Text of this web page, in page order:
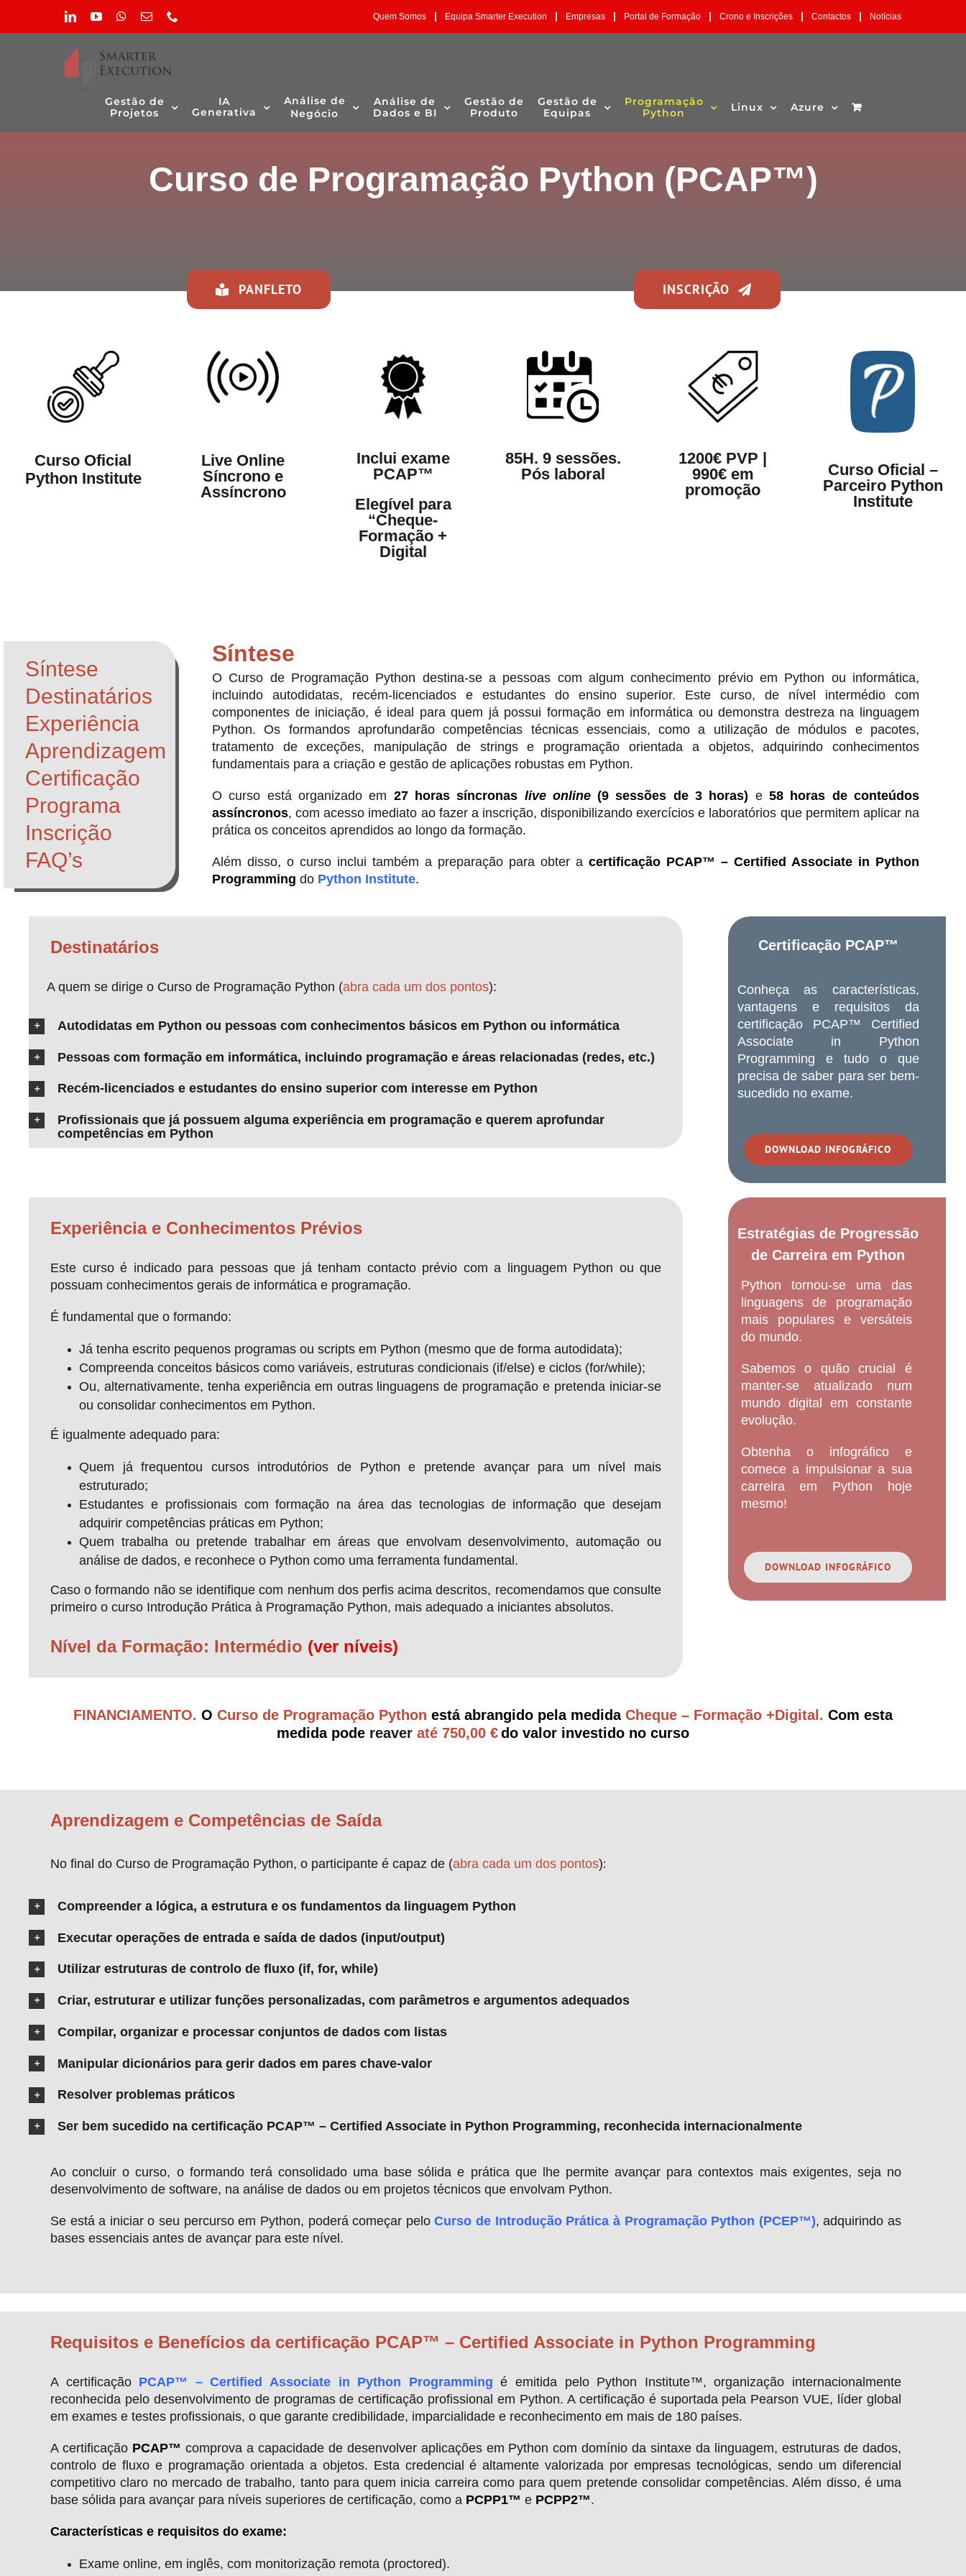
content
LinkedInYouTubeWhatsApp
Email
não
publicado)
Quem Somos | Equipa Smarter Execution | Empresas | Portal de Formação | Crono e Inscrições | Contactos | Notícias
Gestão de
Projetos
IA
Generativa
Análise de
Negócio
Análise de
Dados e BI
Gestão de
Produto
Gestão de
Equipas
Programação
Python
Linux Azure
Curso de Programação Python (PCAP™)
PANFLETO INSCRIÇÃO
Curso Oficial
Python Institute
Live Online
Síncrono e
Assíncrono
Inclui exame
PCAP™
Elegível para
“Cheque-
Formação +
Digital
85H. 9 sessões.
Pós laboral
1200€ PVP |
990€ em
promoção
Curso Oficial –
Parceiro Python
Institute
Síntese
Destinatários
Experiência
Aprendizagem
Certificação
Programa
Inscrição
FAQ’s
Síntese
O Curso de Programação Python destina-se a pessoas com algum conhecimento prévio em Python ou informática,
incluindo autodidatas, recém-licenciados e estudantes do ensino superior. Este curso, de nível intermédio com
componentes de iniciação, é ideal para quem já possui formação em informática ou demonstra destreza na linguagem
Python. Os formandos aprofundarão competências técnicas essenciais, como a utilização de módulos e pacotes,
tratamento de exceções, manipulação de strings e programação orientada a objetos, adquirindo conhecimentos
fundamentais para a criação e gestão de aplicações robustas em Python.
O curso está organizado em 27 horas síncronas live online(9 sessões de 3 horas) e58 horas de conteúdos
assíncronos, com acesso imediato ao fazer a inscrição, disponibilizando exercícios e laboratórios que permitem aplicar na
prática os conceitos aprendidos ao longo da formação.
Além disso, o curso inclui também a preparação para obter a certificação PCAP™ – Certified Associate in Python
Programming do Python Institute.
Destinatários
A quem se dirige o Curso de Programação Python (abra cada um dos pontos):
Autodidatas em Python ou pessoas com conhecimentos básicos em Python ou informática
Pessoas com formação em informática, incluindo programação e áreas relacionadas (redes, etc.)
Recém-licenciados e estudantes do ensino superior com interesse em Python
Profissionais que já possuem alguma experiência em programação e querem aprofundar
competências em Python
Certificação PCAP™
Conheça as características,
vantagens e requisitos da
certificação PCAP™ Certified
Associate in Python
Programming e tudo o que
precisa de saber para ser bem-
sucedido no exame.
DOWNLOAD INFOGRÁFICO
Experiência e Conhecimentos Prévios
Este curso é indicado para pessoas que já tenham contacto prévio com a linguagem Python ou que
possuam conhecimentos gerais de informática e programação.
É fundamental que o formando:
Já tenha escrito pequenos programas ou scripts em Python (mesmo que de forma autodidata);
Compreenda conceitos básicos como variáveis, estruturas condicionais (if/else) e ciclos (for/while);
Ou, alternativamente, tenha experiência em outras linguagens de programação e pretenda iniciar-se
ou consolidar conhecimentos em Python.
É igualmente adequado para:
Quem já frequentou cursos introdutórios de Python e pretende avançar para um nível mais
estruturado;
Estudantes e profissionais com formação na área das tecnologias de informação que desejam
adquirir competências práticas em Python;
Quem trabalha ou pretende trabalhar em áreas que envolvam desenvolvimento, automação ou
análise de dados, e reconhece o Python como uma ferramenta fundamental.
Caso o formando não se identifique com nenhum dos perfis acima descritos, recomendamos que consulte
primeiro o curso Introdução Prática à Programação Python, mais adequado a iniciantes absolutos.
Nível da Formação: Intermédio (ver níveis)
Estratégias de Progressão
de Carreira em Python
Python tornou-se uma das
linguagens de programação
mais populares e versáteis
do mundo.
Sabemos o quão crucial é
manter-se atualizado num
mundo digital em constante
evolução.
Obtenha o infográfico e
comece a impulsionar a sua
carreira em Python hoje
mesmo!
DOWNLOAD INFOGRÁFICO
FINANCIAMENTO. O Curso de Programação Python está abrangido pela medidaCheque – Formação +Digital. Com esta
medida pode reaver até 750,00 €do valor investido no curso
Aprendizagem e Competências de Saída
No final do Curso de Programação Python, o participante é capaz de (abra cada um dos pontos):
Compreender a lógica, a estrutura e os fundamentos da linguagem Python
Executar operações de entrada e saída de dados (input/output)
Utilizar estruturas de controlo de fluxo (if, for, while)
Criar, estruturar e utilizar funções personalizadas, com parâmetros e argumentos adequados
Compilar, organizar e processar conjuntos de dados com listas
Manipular dicionários para gerir dados em pares chave-valor
Resolver problemas práticos
Ser bem sucedido na certificação PCAP™ – Certified Associate in Python Programming, reconhecida internacionalmente
Ao concluir o curso, o formando terá consolidado uma base sólida e prática que lhe permite avançar para contextos mais exigentes, seja no
desenvolvimento de software, na análise de dados ou em projetos técnicos que envolvam Python.
Se está a iniciar o seu percurso em Python, poderá começar peloCurso de Introdução Prática à Programação Python (PCEP™), adquirindo as
bases essenciais antes de avançar para este nível.
Requisitos e Benefícios da certificação PCAP™ – Certified Associate in Python Programming
A certificação PCAP™ – Certified Associate in Python Programming é emitida pelo Python Institute™, organização internacionalmente
reconhecida pelo desenvolvimento de programas de certificação profissional em Python. A certificação é suportada pela Pearson VUE, líder global
em exames e testes profissionais, o que garante credibilidade, imparcialidade e reconhecimento em mais de 180 países.
A certificação PCAP™ comprova a capacidade de desenvolver aplicações em Python com domínio da sintaxe da linguagem, estruturas de dados,
controlo de fluxo e programação orientada a objetos. Esta credencial é altamente valorizada por empresas tecnológicas, sendo um diferencial
competitivo claro no mercado de trabalho, tanto para quem inicia carreira como para quem pretende consolidar competências. Além disso, é uma
base sólida para avançar para níveis superiores de certificação, como a PCPP1™ e PCPP2™.
Características e requisitos do exame:
Exame online, em inglês, com monitorização remota (proctored).